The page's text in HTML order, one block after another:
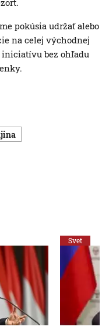
pokúsia udržať alebo
na celej východnej
bez ohľadu
Svet